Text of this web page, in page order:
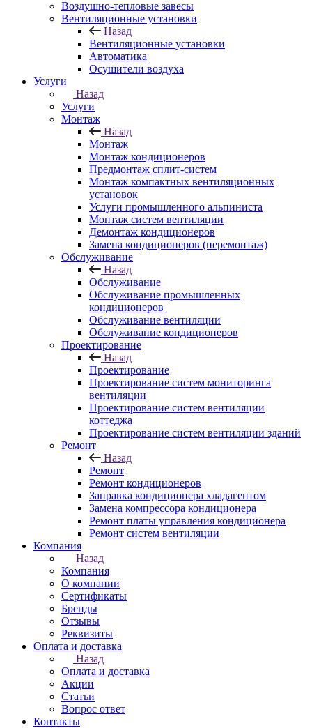
Воздушно-тепловые завесы
Вентиляционные установки
Назад
Вентиляционные установки
Автоматика
Осушители воздуха
Услуги
Назад
Услуги
Монтаж
Назад
Монтаж
Монтаж кондиционеров
Предмонтаж сплит-систем
Монтаж компактных вентиляционных
установок
Услуги промышленного альпиниста
Монтаж систем вентиляции
Демонтаж кондиционеров
Замена кондиционеров (перемонтаж)
Обслуживание
Назад
Обслуживание
Обслуживание промышленных
кондиционеров
Обслуживание вентиляции
Обслуживание кондиционеров
Проектирование
Назад
Проектирование
Проектирование систем мониторинга
вентиляции
Проектирование систем вентиляции
коттеджа
Проектирование систем вентиляции зданий
Ремонт
Назад
Ремонт
Ремонт кондиционеров
Заправка кондиционера хладагентом
Замена компрессора кондиционера
Ремонт платы управления кондиционера
Ремонт систем вентиляции
Компания
Назад
Компания
О компании
Сертификаты
Бренды
Отзывы
Реквизиты
Оплата и доставка
Назад
Оплата и доставка
Акции
Статьи
Вопрос ответ
Контакты